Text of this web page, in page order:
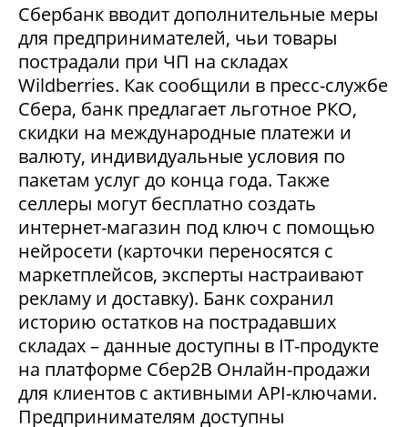
Сбербанк вводит дополнительные меры
для предпринимателей, чьи товары
пострадали при ЧП на складах
Wildberries. Как сообщили в пресс-службе
Сбера, банк предлагает льготное РКО,
скидки на международные платежи и
валюту, индивидуальные условия по
пакетам услуг до конца года. Также
селлеры могут бесплатно создать
интернет-магазин под ключ с помощью
нейросети (карточки переносятся с
маркетплейсов, эксперты настраивают
рекламу и доставку). Банк сохранил
историю остатков на пострадавших
складах – данные доступны в IT-продукте
на платформе Сбер2В Онлайн-продажи
для клиентов с активными API-ключами.
Предпринимателям доступны